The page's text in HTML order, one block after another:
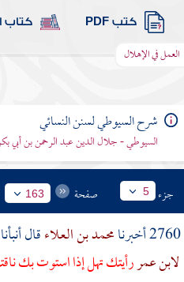
كتب PDF كتاب
العمل في الإهلال
شرح السيوطي لسنن النسائي
السيوطي - جلال الدين عبد الرحمن بن أبي
جزء 5 صفحة 163
2760 أخبرنا محمد بن العلاءقال أنبأنا
لابن عمررأيتك تهل إذا استوت بك